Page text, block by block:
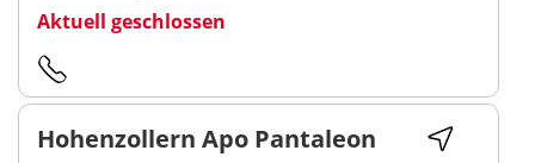
Aktuell geschlossen
Hohenzollern Apo Pantaleon